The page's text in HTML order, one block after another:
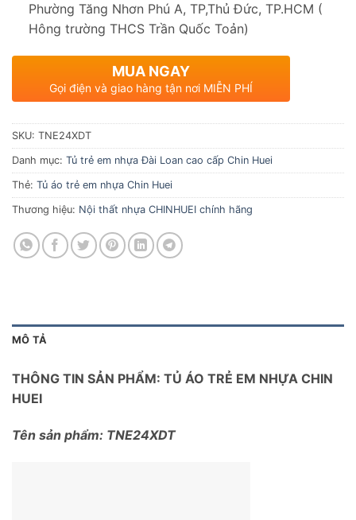
Phường Tăng Nhơn Phú A, TP,Thủ Đức, TP.HCM (
Hông trường THCS Trần Quốc Toản)
MUA NGAY
Gọi điện và giao hàng tận nơi MIỄN PHÍ
SKU: TNE24XDT
Danh mục: Tủ trẻ em nhựa Đài Loan cao cấp Chin Huei
Thẻ: Tủ áo trẻ em nhựa Chin Huei
Thương hiệu: Nội thất nhựa CHINHUEI chính hãng
MÔ TẢ
THÔNG TIN SẢN PHẨM: TỦ ÁO TRẺ EM NHỰA CHIN
HUEI
Tên sản phẩm: TNE24XDT